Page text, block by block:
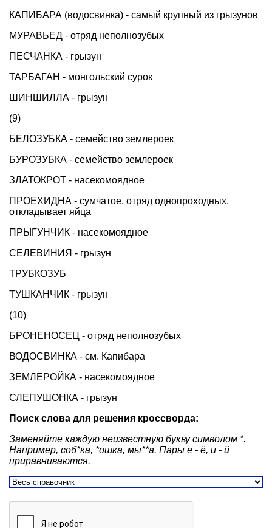
КАПИБАРА (водосвинка) - самый крупный из грызунов
МУРАВЬЕД - отряд неполнозубых
ПЕСЧАНКА - грызун
ТАРБАГАН - монгольский сурок
ШИНШИЛЛА - грызун
(9)
БЕЛОЗУБКА - семейство землероек
БУРОЗУБКА - семейство землероек
ЗЛАТОКРОТ - насекомоядное
ПРОЕХИДНА - сумчатое, отряд однопроходных,
откладывает яйца
ПРЫГУНЧИК - насекомоядное
СЕЛЕВИНИЯ - грызун
ТРУБКОЗУБ
ТУШКАНЧИК - грызун
(10)
БРОНЕНОСЕЦ - отряд неполнозубых
ВОДОСВИНКА - см. Капибара
ЗЕМЛЕРОЙКА - насекомоядное
СЛЕПУШОНКА - грызун
Поиск слова для решения кроссворда:
Заменяйте каждую неизвестную букву символом *.
Например, соб*ка, *ошка, мы**а. Пары е - ё, и - й
приравниваются.